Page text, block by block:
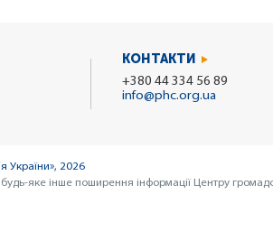
КОНТАКТИ
+380 44 334 56 89
info@phc.org.ua
України», 2026
яке інше поширення інформації Центру